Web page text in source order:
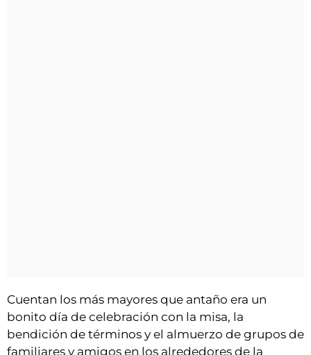
Cuentan los más mayores que antaño era un
bonito día de celebración con la misa, la
bendición de términos y el almuerzo de grupos de
familiares y amigos en los alrededores de la